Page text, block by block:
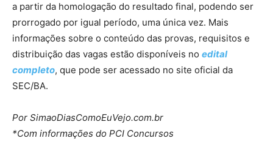
a partir da homologação do resultado final, podendo ser
prorrogado por igual período, uma única vez. Mais
informações sobre o conteúdo das provas, requisitos e
distribuição das vagas estão disponíveis no edital
completo, que pode ser acessado no site oficial da
SEC/BA.
Por SimaoDiasComoEuVejo.com.br
*Com informações do PCI Concursos